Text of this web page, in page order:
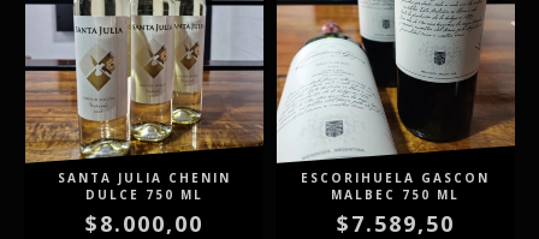
SANTA JULIA CHENIN
DULCE 750 ML
$8.000,00
ESCORIHUELA GASCON
MALBEC 750 ML
$7.589,50